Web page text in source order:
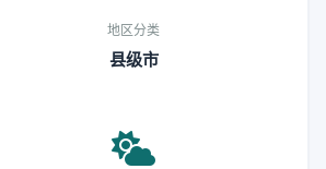
地区分类
县级市